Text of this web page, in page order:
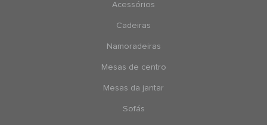
Acessórios
Cadeiras
Namoradeiras
Mesas de centro
Mesas da jantar
Sofás